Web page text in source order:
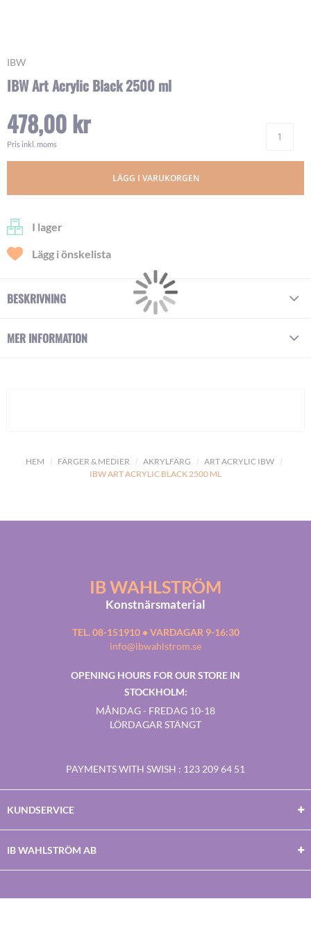
HEM FÄRGER & MEDIER AKRYLFÄRG
ART ACRYLIC IBW
IBW ART ACRYLIC BLACK 2500 ML
IBW
IBW Art Acrylic Black 2500 ml
478,00 kr
Pris inkl. moms
LÄGG I VARUKORGEN
I lager
Lägg i önskelista
Skip
the
of
the
images
BESKRIVNING
MER INFORMATION
IB WAHLSTRÖM
Konstnärsmaterial
TEL. 08-151910 • VARDAGAR 9-16:30
info@ibwahlstrom.se
OPENING HOURS FOR OUR STORE IN
STOCKHOLM:
MÅNDAG - FREDAG 10-18
LÖRDAGAR STÄNGT
PAYMENTS WITH SWISH : 123 209 64 51
KUNDSERVICE
IB WAHLSTRÖM AB
Facebook
TwitterYoutubeInstagram